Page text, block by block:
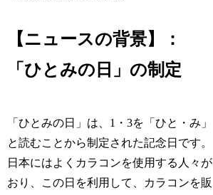
【ニュースの背景】：
「ひとみの日」の制定
「ひとみの日」は、1・3を「ひと・み」
と読むことから制定された記念日です。
日本にはよくカラコンを使用する人々が
おり、この日を利用して、カラコンを販